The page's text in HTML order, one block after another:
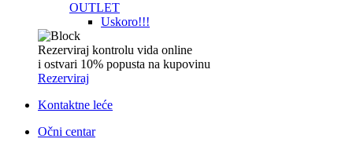
OUTLET
Uskoro!!!
Rezerviraj kontrolu vida online
i ostvari 10% popusta na kupovinu
Rezerviraj
Kontaktne leće
Očni centar